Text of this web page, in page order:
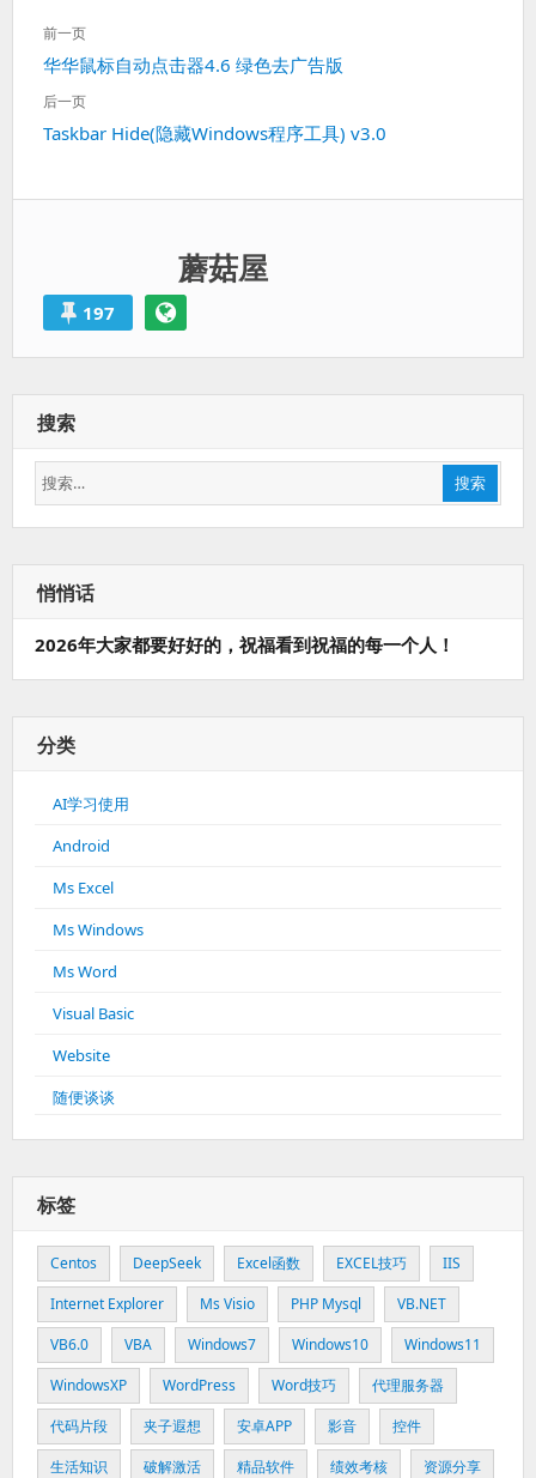
文
章
导
航
前一页
上
一
华华鼠标自动点击器4.6 绿色去广告版
后一页
下
Taskbar Hide(隐藏Windows程序工具) v3.0
蘑菇屋
197
搜索
搜
索：
搜索
悄悄话
2026年大家都要好好的，祝福看到祝福的每一个人！
分类
AI学习使用
Android
Ms Excel
Ms Windows
Ms Word
Visual Basic
Website
随便谈谈
标签
Centos DeepSeek Excel函数 EXCEL技巧
IIS
Internet Explorer
Ms Visio PHP Mysql
VB.NET
VB6.0
VBA Windows7 Windows10
Windows11
WindowsXP
WordPress Word技巧
代理服务器
代码片段
夹子遐想 安卓APP 影音
控件
生活知识
破解激活 精品软件 绩效考核 资源分享